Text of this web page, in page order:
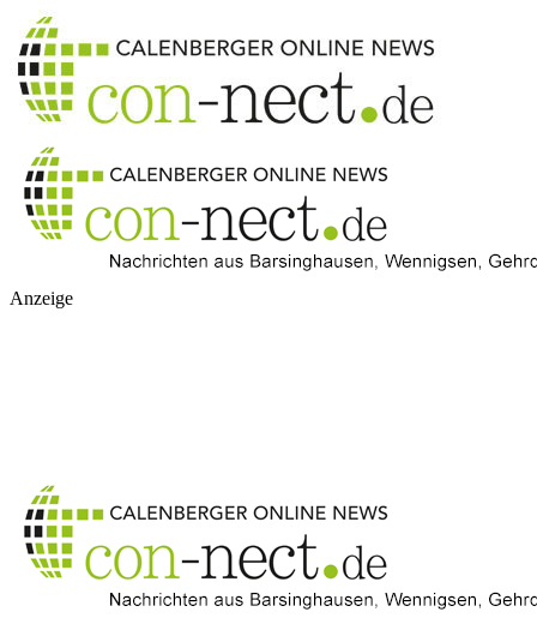
Anzeige